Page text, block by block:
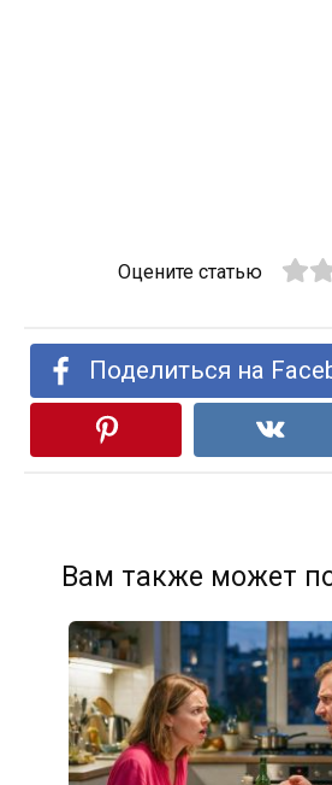
Оцените статью
Поделиться на
Вам также может